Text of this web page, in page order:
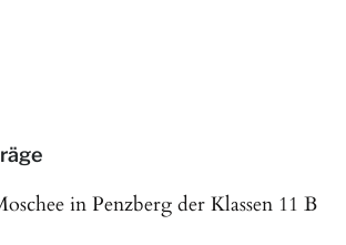
in Penzberg der Klassen 11 B